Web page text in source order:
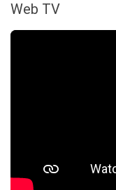
Web TV